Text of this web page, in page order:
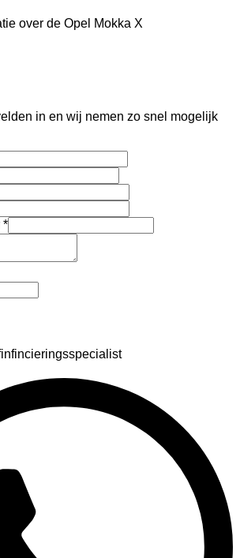
over de Opel Mokka X
in en wij nemen zo snel mogelijk